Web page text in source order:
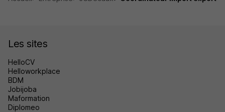
Les sites
HelloCV
Helloworkplace
BDM
Jobijoba
Maformation
Diplomeo